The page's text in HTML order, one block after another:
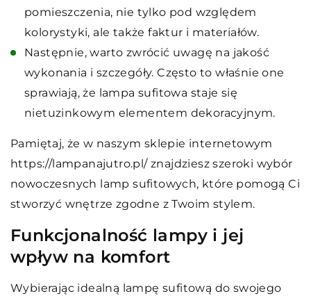
pomieszczenia, nie tylko pod względem
kolorystyki, ale także faktur i materiałów.
Następnie, warto zwrócić uwagę na jakość
wykonania i szczegóły. Często to właśnie one
sprawiają, że lampa sufitowa staje się
nietuzinkowym elementem dekoracyjnym.
Pamiętaj, że w naszym sklepie internetowym
https://lampanajutro.pl/ znajdziesz szeroki wybór
nowoczesnych lamp sufitowych, które pomogą Ci
stworzyć wnętrze zgodne z Twoim stylem.
Funkcjonalność lampy i jej
wpływ na komfort
Wybierając idealną lampę sufitową do swojego